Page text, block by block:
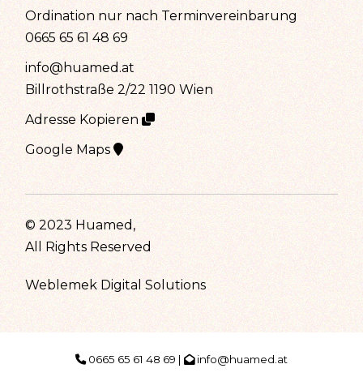
0665 65 61 48 69 | info@huamed.at
Ordination nur nach Terminvereinbarung
0665 65 61 48 69
info@huamed.at
Billrothstraße 2/22 1190 Wien
Adresse Kopieren
Google Maps
© 2023 Huamed,
All Rights Reserved
Weblemek Digital Solutions